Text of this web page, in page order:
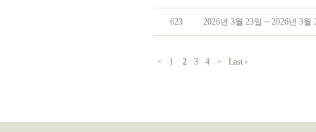
623 2026년 3월 23일 ~ 2026년 3월
< 1 2 3 4 > Last ›